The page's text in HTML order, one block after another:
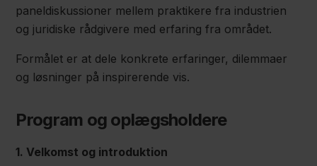
paneldiskussioner mellem praktikere fra industrien
og juridiske rådgivere med erfaring fra området.
Formålet er at dele konkrete erfaringer, dilemmaer
og løsninger på inspirerende vis.
Program og oplægsholdere
1. Velkomst og introduktion